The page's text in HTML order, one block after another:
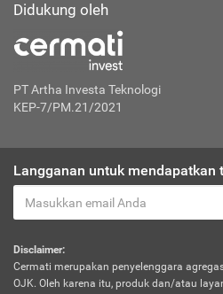
Didukung oleh
PT Artha Investa Teknologi
KEP-7/PM.21/2021
Langganan untuk mendapatkan
Disclaimer:
Cermati merupakan penyelenggara
OJK. Oleh karena itu, produk dan/atau